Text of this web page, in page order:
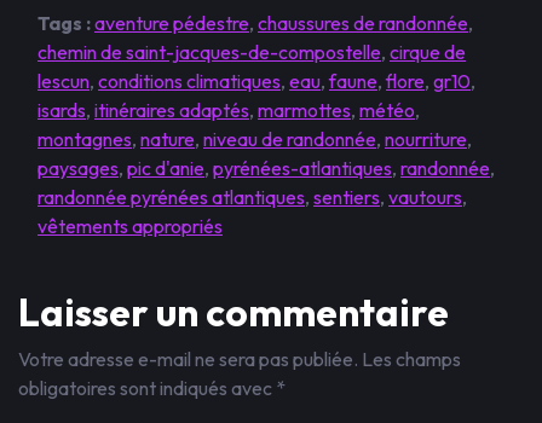
Tags :aventure pédestre, chaussures de randonnée,
chemin de saint-jacques-de-compostelle, cirque de
lescun, conditions climatiques, eau,faune,flore, gr10,
isards, itinéraires adaptés, marmottes, météo,
montagnes, nature, niveau de randonnée, nourriture,
paysages, pic d'anie, pyrénées-atlantiques, randonnée,
randonnée pyrénées atlantiques, sentiers, vautours,
vêtements appropriés
Laisser un commentaire
Votre adresse e-mail ne sera pas publiée. Les champs
obligatoires sont indiqués avec *